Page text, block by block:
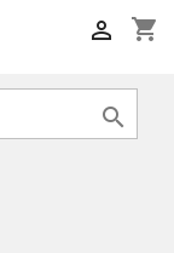
shopping_cart

